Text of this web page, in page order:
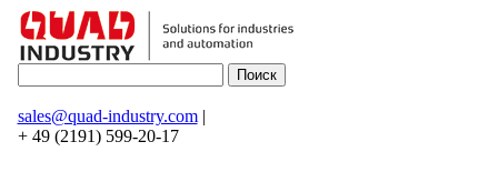
sales@quad-industry.com|
+ 49 (2191) 599-20-17